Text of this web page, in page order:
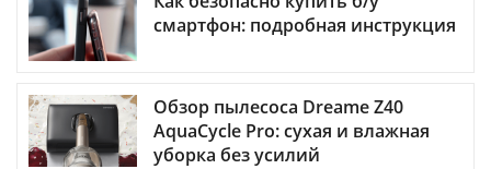
смартфон: подробная инструкция
Обзор пылесоса Dreame Z40
AquaCycle Pro: сухая и влажная
уборка без усилий